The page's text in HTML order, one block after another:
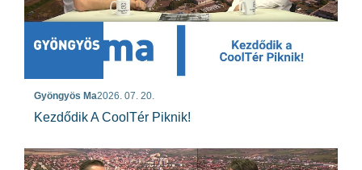
Gyöngyös Ma2026. 07. 20.
Kezdődik A CoolTér Piknik!